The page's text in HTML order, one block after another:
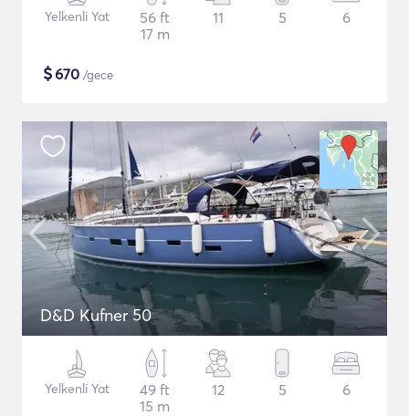
Yelkenli Yat
56 ft
17 m
11 5 6
$670 /gece
D&D Kufner 50
Yelkenli Yat
49 ft
15 m
12 5 6